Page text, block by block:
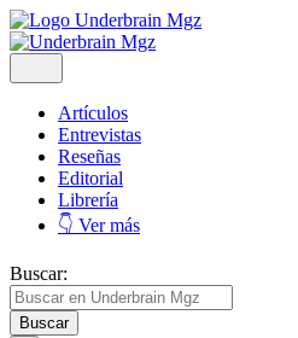
Artículos
Entrevistas
Reseñas
Editorial
Librería
👇 Ver más
Buscar: